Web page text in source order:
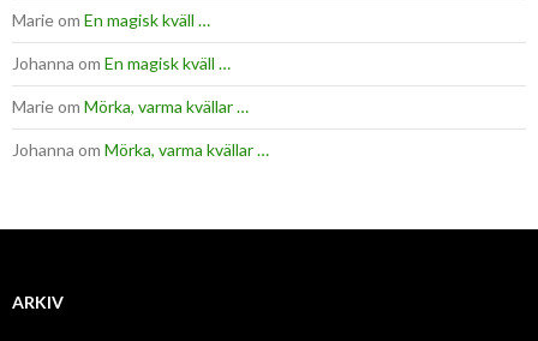
Marieom En magisk kväll …
Johanna om En magisk kväll …
Marieom Mörka, varma kvällar …
Johanna om Mörka, varma kvällar …
ARKIV